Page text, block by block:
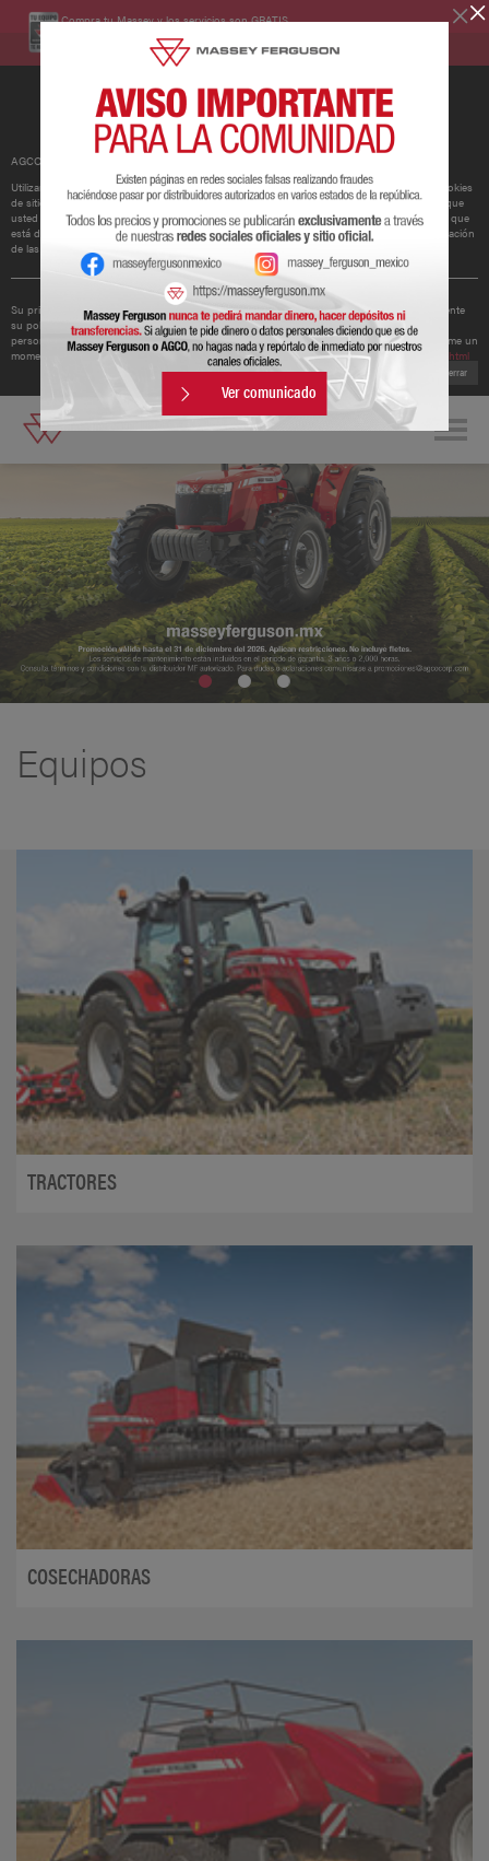
Compra tu Massey y los servicios son GRATIS.
AGCO ha actualizado su política de cookies.
Utilizamos cookies para mejorar y personalizar nuestros sitios y servicios. Esto incluye cookies
de sitios web de redes sociales de terceros, que pueden realizar un seguimiento del uso que
usted hace de nuestro sitio web. Si continúa sin cambiar su configuración, supondremos que
está dispuesto a recibir todas las cookies en nuestro sitio web. Puede cambiar la configuración
de las cookies en cualquier momento.
Obtener más información
Su privacidad es importante para nosotros. Por lo tanto, AGCO ha actualizado recientemente
su política de privacidad para ofrecerle una mejor comprensión de los tipos de datos
personales que recopilamos de usted y cómo los utilizamos. Le recomendamos que se tome un
momento para leer la política actualizada disponible enhttp://www.agcocorp.com/privacy.html
Cerrar
Ver comunicado
Equipos
TRACTORES
COSECHADORAS